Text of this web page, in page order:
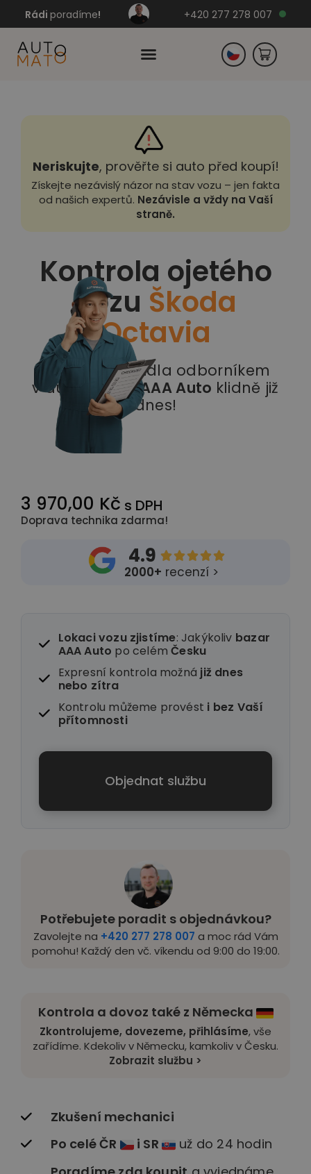
Rádi poradíme! +420 277 278 007
Potřebujete poradit s objednávkou?
Zavolejte na +420 277 278 007 a moc rád Vám
pomohu! Každý den vč. víkendu od 9:00 do 19:00.
Kontrola a dovoz také z Německa
Zkontrolujeme, dovezeme, přihlásíme, vše
zařídíme. Kdekoliv v Německu, kamkoliv v Česku.
Zobrazit službu >
Zkušení mechanici
Po celé ČR
i SR
už do 24 hodin
Neriskujte, prověřte si auto před koupí!
Získejte nezávislý názor na stav vozu – jen fakta
od našich expertů. Nezávisle a vždy na Vaší
straně.
Kontrola ojetého
vozu Škoda
Octavia
Prohlídka vozidla odborníkem
v autobazaruAAA Auto klidně již
dnes!
3 970,00 Kč s DPH
Doprava technika zdarma!
4.9 
2000+ recenzí >
Lokaci vozu zjistíme: Jakýkoliv bazar
AAA Auto po celémČesku
Expresní kontrola možná již dnes
nebo zítra
Kontrolu můžeme provést i bez Vaší
přítomnosti
Objednat službu